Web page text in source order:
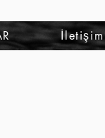
Se connecterİletişim